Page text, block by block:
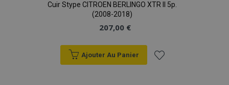
Cuir Stype CITROEN BERLINGO XTR II 5p.
(2008-2018)
207,00 €
Ajouter Au Panier